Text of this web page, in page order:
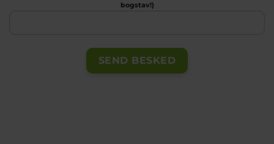
bogstav!)